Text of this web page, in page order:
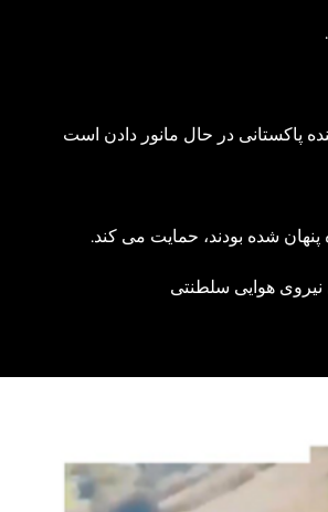
شده بودند، حمایت می کند.
هوایی سلطنتی